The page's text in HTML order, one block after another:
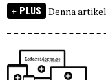
PLUS Denna